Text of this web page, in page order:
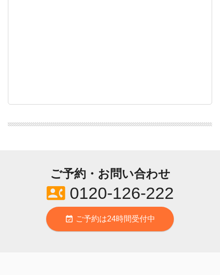
ご予約・お問い合わせ
contact_phone0120-126-222
event_available ご予約は24時間受付中